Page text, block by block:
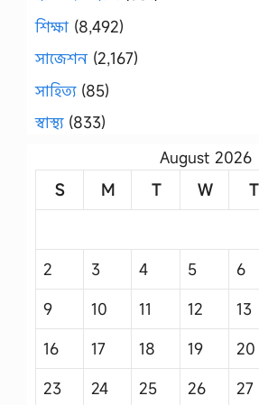
শিক্ষা (8,492)
সাজেশন (2,167)
সাহিত্য(85)
স্বাস্থ্য(833)
August 2026
S
M T W T
2
3 4 5 6
9
10 11 12 13
16
17 18 19 20
23
24 25 26 27